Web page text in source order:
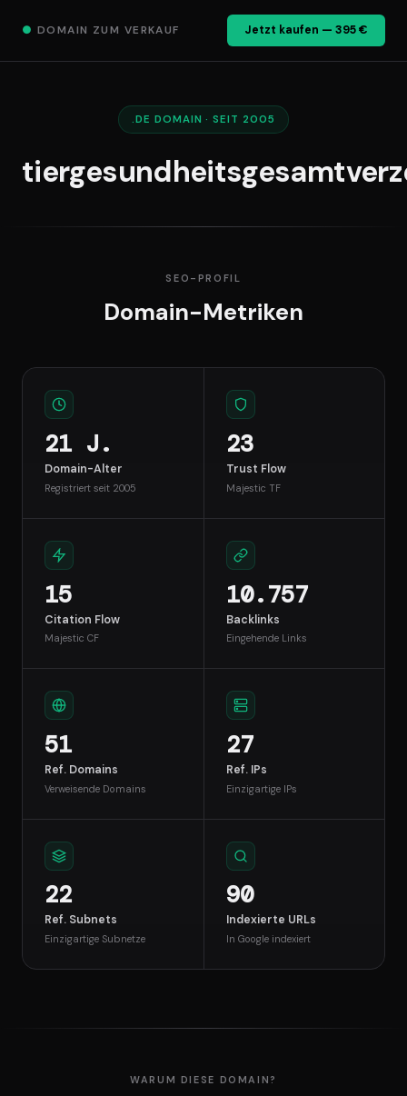
● DOMAIN ZUM VERKAUF Jetzt kaufen — 395 €
.DE DOMAIN · SEIT 2005
SEO-PROFIL
Domain-Metriken
21 J.
Domain-Alter
Registriert seit 2005
23
Trust Flow
Majestic TF
15
Citation Flow
Majestic CF
10.757
Backlinks
Eingehende Links
51
Ref. Domains
Verweisende Domains
27
Ref. IPs
Einzigartige IPs
22
Ref. Subnets
Einzigartige Subnetze
90
Indexierte URLs
In Google indexiert
WARUM DIESE DOMAIN?